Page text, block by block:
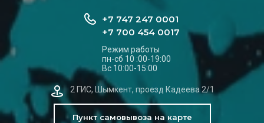
+7 747 247 0001
+7 700 454 0017
Режим работы
пн-сб 10 :00-19:00
Вс 10:00-15:00
2 ГИС, Шымкент, проезд Кадеева 2/1
Пункт самовывоза на карте